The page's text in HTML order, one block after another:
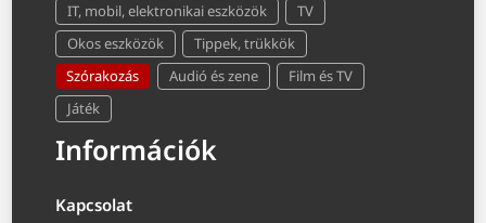
IT, mobil, elektronikai eszközök
TV
Okos eszközök
Tippek, trükkök
Szórakozás
Audió és zene
Film és TV
Játék
Információk
Kapcsolat